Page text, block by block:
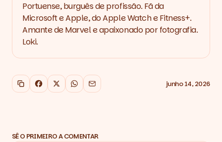
Portuense, burguês de profissão. Fã da
Microsoft e Apple, do Apple Watch e Fitness+.
Amante de Marvel e apaixonado por fotografia.
Loki.
Copiar link
Facebook
X WhatsApp
Email junho 14, 2026
SÊ O PRIMEIRO A COMENTAR